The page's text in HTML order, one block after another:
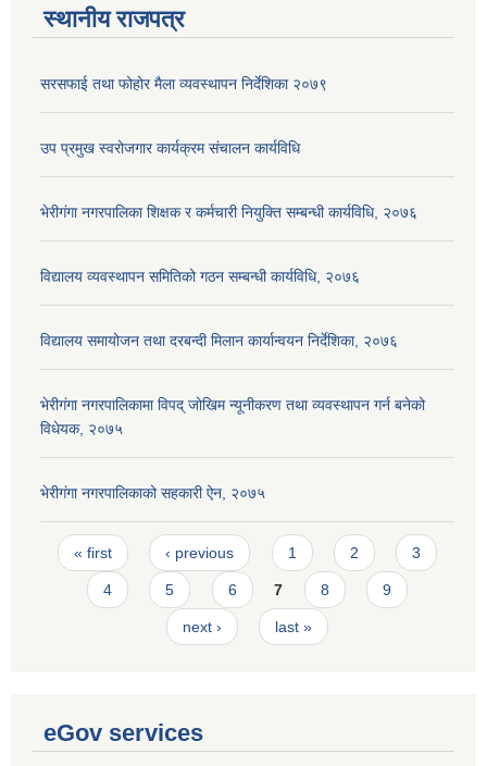
स्थानीय राजपत्र
सरसफाई तथा फोहोर मैला व्यवस्थापन निर्देशिका २०७९
उप प्रमुख स्वरोजगार कार्यक्रम संचालन कार्यविधि
भेरीगंगा नगरपालिका शिक्षक र कर्मचारी नियुक्ति सम्बन्धी कार्यविधि, २०७६
विद्यालय व्यवस्थापन समितिको गठन सम्बन्धी कार्यविधि, २०७६
विद्यालय समायोजन तथा दरबन्दी मिलान कार्यान्वयन निर्देशिका, २०७६
भेरीगंगा नगरपालिकामा विपद् जोखिम न्यूनीकरण तथा व्यवस्थापन गर्न बनेको
विधेयक, २०७५
भेरीगंगा नगरपालिकाको सहकारी ऐन, २०७५
Pages
« first ‹ previous 1 2 3
4 5 6 7 8 9
next › last »
eGov services